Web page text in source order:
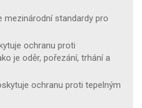
mezinárodní standardy pro
ochranu proti
je oděr, pořezání, trhání a
ochranu proti tepelným